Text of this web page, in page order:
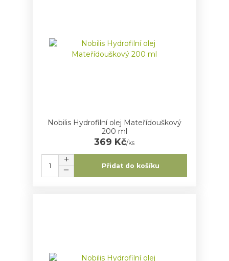
Nobilis Hydrofilní olej Mateřídouškový
200 ml
369 Kč/ks
Přidat do košíku